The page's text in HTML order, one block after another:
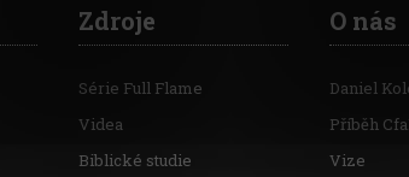
Zdroje
Série Full Flame
Videa
Biblické studie
O nás
Daniel
Příběh
Vize